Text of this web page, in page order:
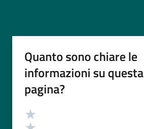
Quanto sono chiare le
informazioni su questa
pagina?
Valutazione